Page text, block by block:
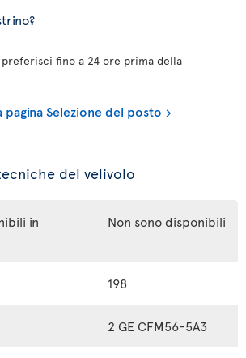
fino a 24 ore prima della
Selezione del posto
del velivolo
in
Non sono disponibili
198
2 GE CFM56-5A3